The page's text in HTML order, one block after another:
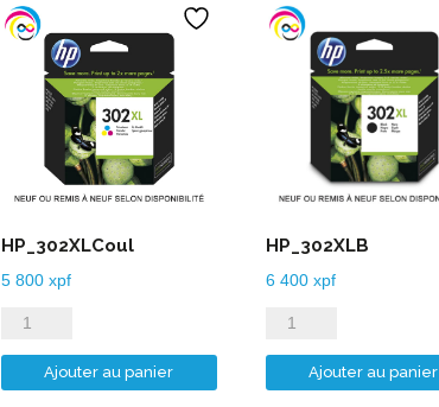
HP_302XLCoul
5 800 xpf
quantité
de
HP_302XLCoul
Ajouter au panier
HP_302XLB
6 400 xpf
quantité
de
HP_302XLB
Ajouter au panier